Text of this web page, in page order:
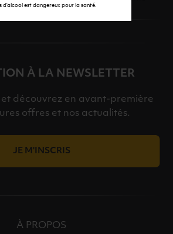
d’alcool est dangereux pour la santé.
À LA NEWSLETTER
et découvrez en avant-première
offres et nos actualités.
JE M'INSCRIS
À PROPOS